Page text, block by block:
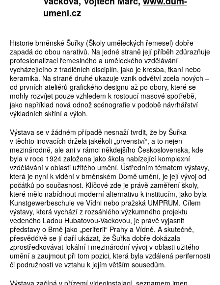
umeni.cz
Historie brněnské Šuřky (Školy uměleckých řemesel) dobře
zapadá do obou narativů. Na jedné straně její příběh zdůrazňuje
profesionalizaci řemeslného a uměleckého vzdělávání
vycházejícího z tradičních disciplín, jako je kresba, tkaní nebo
keramika. Na straně druhé ukazuje vznik odvětví zcela nových –
od prvních ateliérů grafického designu až po obory, které se
mohly rozvíjet pouze vzhledem k rostoucí masové spotřebě,
jako například nová odnož scénografie v podobě návrhářství
výkladních skříní a výloh.
Výstava se v žádném případě nesnaží tvrdit, že by Šuřka
v těchto inovacích držela jakékoli „prvenství“, a to nejen
mezinárodně, ale ani v rámci někdejšího Československa, kde
byla v roce 1924 založena jako škola nabízející komplexní
vzdělávání v oblasti užitého umění. Ústředním tématem výstavy,
která je nyní k vidění v brněnském Domě umění, je její vývoj od
počátků po současnost. Klíčové zde je právě zaměření školy,
které mělo nabídnout moderní alternativu k institucím, jako byla
Kunstgewerbeschule ve Vídni nebo pražská UMPRUM. Cílem
výstavy, která vychází z rozsáhlého výzkumného projektu
vedeného Ladou Hubatovou-Vackovou, je právě vyjasnit
představy o Brně jako „periferii“ Prahy a Vídně. A skutečně,
přesvědčivě se jí daří ukázat, že Šuřka dobře dokázala
zprostředkovávat lokální i mezinárodní vývoj v oblasti užitého
umění a zaujmout při tom pozici, která byla vzdálená perifernosti
či podružnosti ve vztahu k jejím větším sousedům.